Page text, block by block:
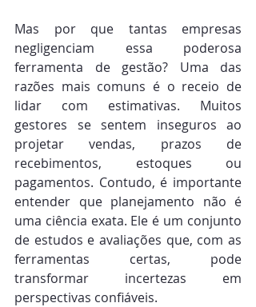
Mas por que tantas empresas
negligenciam essa poderosa
ferramenta de gestão? Uma das
razões mais comuns é o receio de
lidar com estimativas. Muitos
gestores se sentem inseguros ao
projetar vendas, prazos de
recebimentos, estoques ou
pagamentos. Contudo, é importante
entender que planejamento não é
uma ciência exata. Ele é um conjunto
de estudos e avaliações que, com as
ferramentas certas, pode
transformar incertezas em
perspectivas confiáveis.